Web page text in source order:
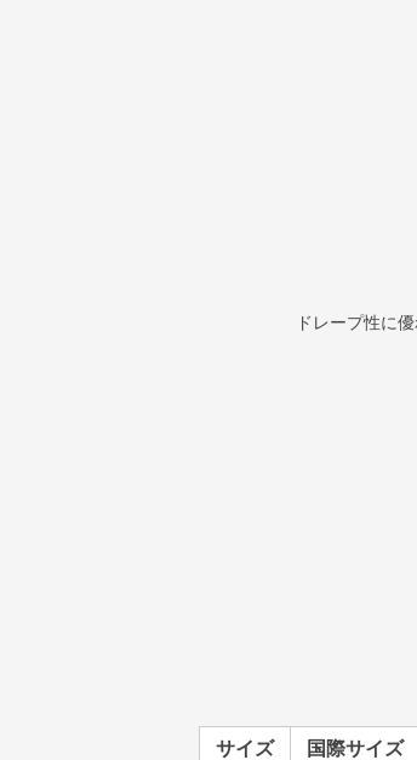
ドレープ性に
サイズ 国際サイズ